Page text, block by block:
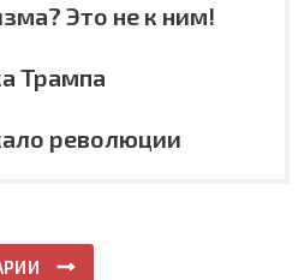
Это не к ним!
Трампа
революции